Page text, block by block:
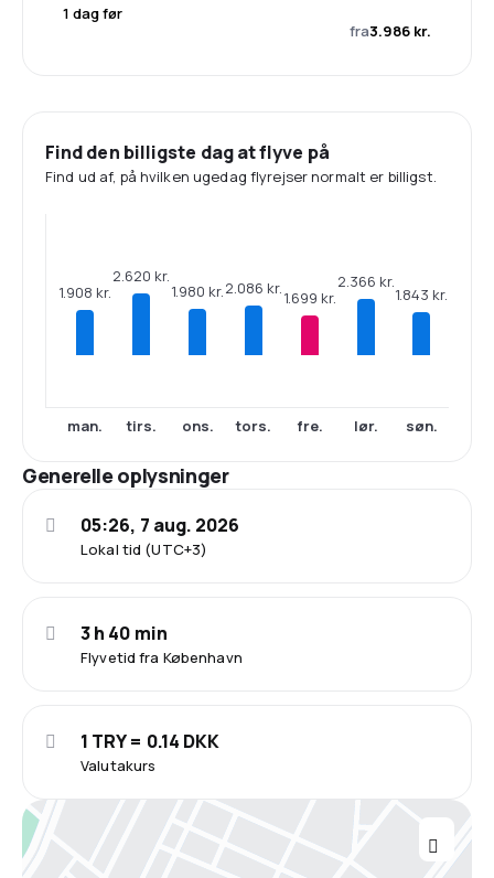
1 dag før
fra3.986 kr.
Find den billigste dag at flyve på
Find ud af, på hvilken ugedag flyrejser normalt er billigst.
1.908 kr.
man.
2.620 kr.
tirs.
1.980 kr.
ons.
2.086 kr.
tors.
1.699 kr.
fre.
2.366 kr.
lør.
1.843 kr.
søn.
Generelle oplysninger
Lokal tid (UTC+3)
05:26, 7 aug. 2026
Flyvetid fra København
3 h 40 min
Valutakurs
1 TRY = 0.14 DKK